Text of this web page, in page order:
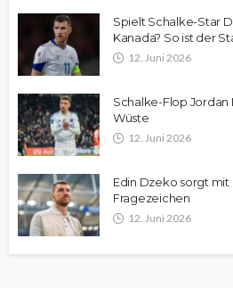
Spielt Schalke-Star
Kanada? So ist der
12. Juni 2026
Schalke-Flop Jordan
Wüste
12. Juni 2026
Edin Dzeko sorgt
Fragezeichen
12. Juni 2026